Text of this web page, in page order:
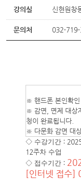
강의실 신현원창
문의처 032-719-
※ 핸드폰 본인확인
※ 감면, 면제 대상
청이 완료됩니다.
※ 다문화 감면 대
◇ 수강기간 :
12주차 수업
◇ 접수기간 :
[인터넷 접수]